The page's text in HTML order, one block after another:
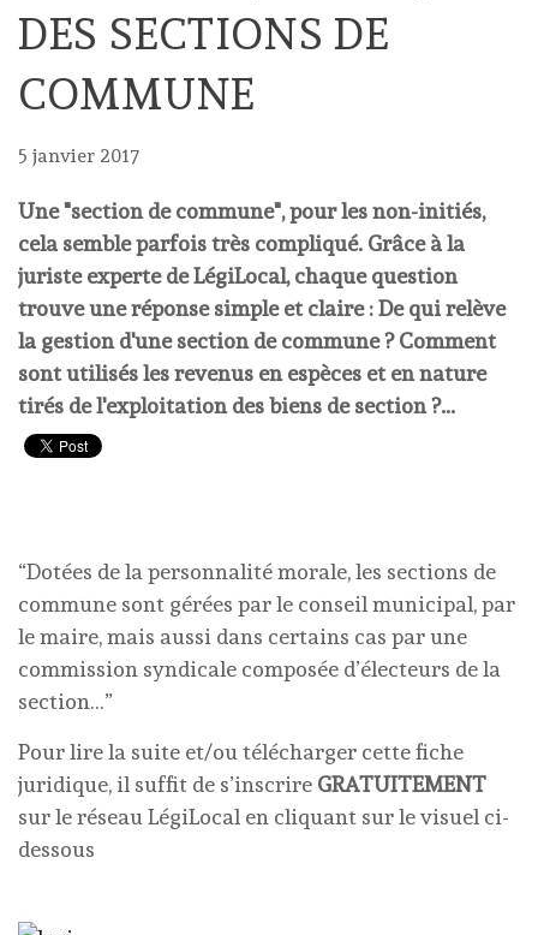
DES SECTIONS DE
COMMUNE
5 janvier 2017
Une "section de commune", pour les non-initiés,
cela semble parfois très compliqué. Grâce à la
juriste experte de LégiLocal, chaque question
trouve une réponse simple et claire : De qui relève
la gestion d'une section de commune ? Comment
sont utilisés les revenus en espèces et en nature
tirés de l'exploitation des biens de section ?...
“Dotées de la personnalité morale, les sections de
commune sont gérées par le conseil municipal, par
le maire, mais aussi dans certains cas par une
commission syndicale composée d’électeurs de la
section…”
Pour lire la suite et/ou télécharger cette fiche
juridique, il suffit de s’inscrire GRATUITEMENT
sur le réseau LégiLocal en cliquant sur le visuel ci-
dessous